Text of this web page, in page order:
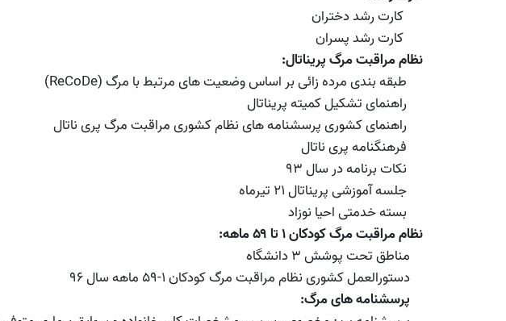
کارت رشد دختران
کارت رشد پسران
نظام مراقبت مرگ پریناتال:
طبقه بندی مرده زائی بر اساس وضعیت های مرتبط با مرگ (ReCoDe)
راهنمای تشکیل کمیته پریناتال
راهنمای کشوری پرسشنامه های نظام کشوری مراقبت مرگ پری ناتال
فرهنگنامه پری ناتال
نکات برنامه در سال 93
جلسه آموزشی پریناتال 21 تیرماه
بسته خدمتی احیا نوزاد
نظام مراقبت مرگ کودکان ۱ تا ۵۹ ماهه:
مناطق تحت پوشش ۳ دانشگاه
دستورالعمل کشوری نظام مراقبت مرگ کودکان 1-59 ماهه سال 96
پرسشنامه های مرگ: